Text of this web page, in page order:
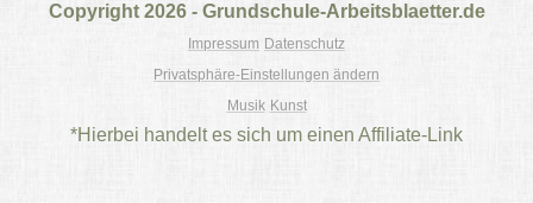
Copyright 2026 - Grundschule-Arbeitsblaetter.de
Impressum Datenschutz
Privatsphäre-Einstellungen ändern
Musik Kunst
*Hierbei handelt es sich um einen Affiliate-Link